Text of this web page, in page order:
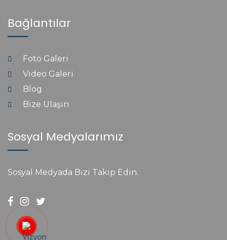
Bağlantılar
Foto Galeri
Video Galeri
Blog
Bize Ulaşın
Sosyal Medyalarımız
Sosyal Medyada Bizi Takip Edin.